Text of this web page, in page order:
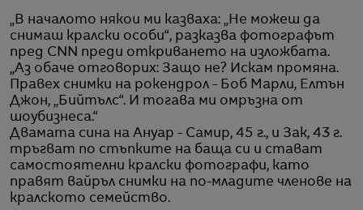
„В началото някои ми казваха: „Не можеш да
снимаш кралски особи“, разказва фотографът
пред CNN преди откриването на изложбата.
„Аз обаче отговорих: Защо не? Искам промяна.
Правех снимки на рокендрол - Боб Марли, Елтън
Джон, „Бийтълс“. И тогава ми омръзна от
шоубизнеса.“
Двамата сина на Ануар - Самир, 45 г., и Зак, 43 г.
тръгват по стъпките на баща си и стават
самостоятелни кралски фотографи, като
правят вайръл снимки на по-младите членове на
кралското семейство.